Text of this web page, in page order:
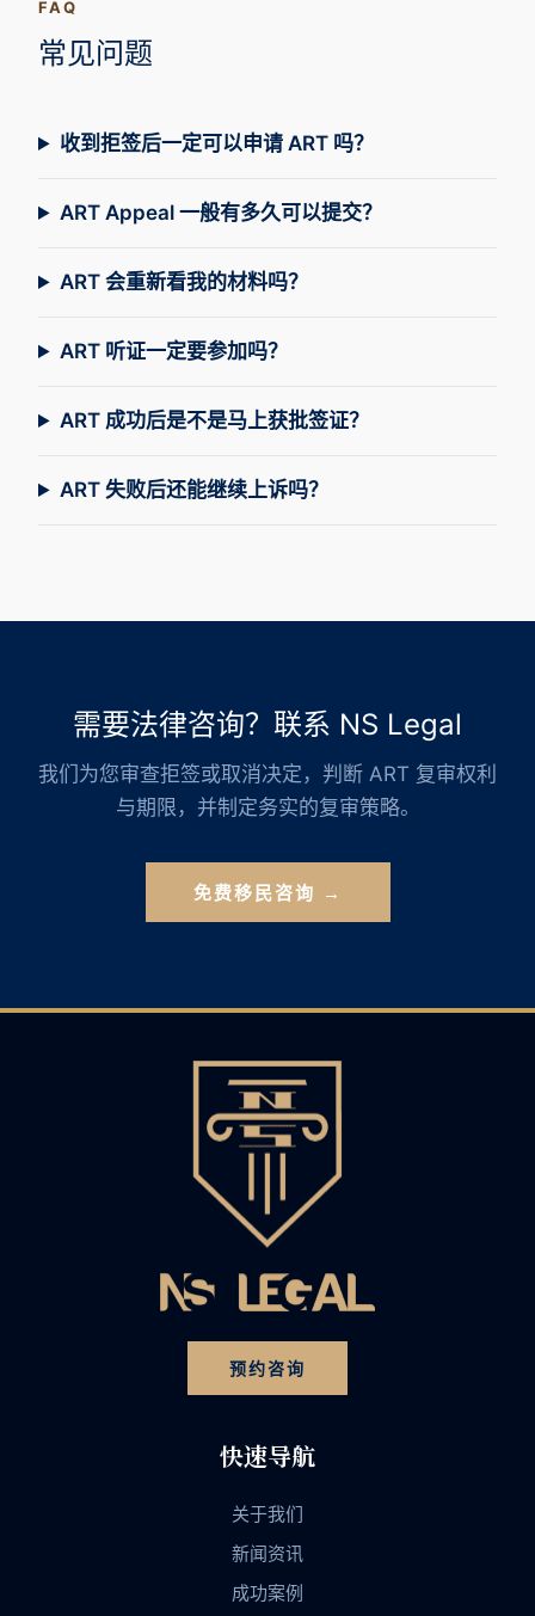
FAQ
常见问题
收到拒签后一定可以申请 ART 吗？
ART Appeal 一般有多久可以提交？
ART 会重新看我的材料吗？
ART 听证一定要参加吗？
ART 成功后是不是马上获批签证？
ART 失败后还能继续上诉吗？
需要法律咨询？联系 NS Legal
我们为您审查拒签或取消决定，判断 ART 复审权利
与期限，并制定务实的复审策略。
免费移民咨询 →
预约咨询
快速导航
关于我们
新闻资讯
成功案例